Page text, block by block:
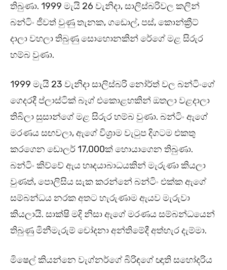
තිබුණා. 1999 මැයි 26 වැනිදා, සාලිස්බරිවල කලින්
බන්ටිං ජීවත් වුණු තැනක, ගඩොල්, පස්, කොන්ක්‍රීට්
දාලා වහලා තිබුණු සොහොනකින් රේගේ මළ සිරුර
හම්බ වුණා.
1999 මැයි 23 වැනිදා සාලිස්බරි නෝර්ත් වල බන්ටිංගේ
ගෙදරදී ප්ලාස්ටික් බෑග් එකොළහකින් ඔතලා වළදාලා
තිබිලා සුසාන්ගේ මළ සිරුර හම්බ වුණා. බන්ටිං ඇගේ
මරණය සඟවලා, ඇගේ විශ්‍රාම වැටුප දිගටම එකතු
කරගෙන ඩොලර් 17,000ක් හොයාගෙන තිබුණා.
බන්ටිං කිව්වේ ඇය හෘදයාබාධයකින් මැරුණා කියලා
වුණත්, පොලිසිය සැක කරන්නේ බන්ටිං එක්ක ඇගේ
සම්බන්ධය නරක අතට හැරුණාම ඇයව මැරුවා
කියලායි. සාක්ෂි මදි නිසා ඇගේ මරණය සම්බන්ධයෙන්
තිබුණු මිනීමැරුම් චෝදනා අන්තිමේදී අත්හැර දැම්මා.
මිෂෙල් කියන්නෙ වැග්නර්ගේ බිරිඳගේ ඥාති සහෝදරිය